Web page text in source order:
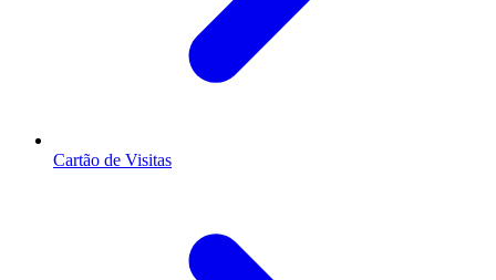
Cartão de Visitas